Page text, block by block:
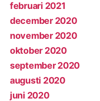
februari 2021
december 2020
november 2020
oktober 2020
september 2020
augusti 2020
juni 2020